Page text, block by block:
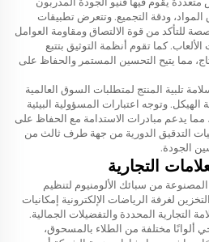
المواد، ودقة التجميع. وتتعرض تطبيقات
للتأكد من قوة الالتصاق ومقاومة العوامل
كما تقوم أنظمة التوثيق بتتبع
مما يتيح التحسين المستمر والحفاظ على
تلبية المنتج لمتطلبات السوق العالمية
الهيكل. وتوجه اعتبارات المسؤولية البيئية
مما يدعم مبادرات الاستدامة مع الحفاظ على
التدقيق الدورية من جهة طرف ثالث من
الجودة.
التجارية
من سبائك الألومنيوم لتنظيم
لغرفة الرياضات الإلكترونية إمكانيات
التجارية المحددة والتفضيلات الجمالية.
مختلفة من الطلاء بالمسحوق،